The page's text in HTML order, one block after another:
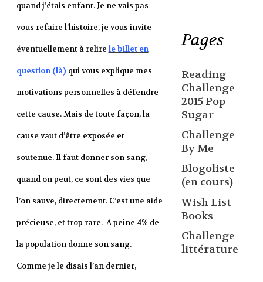
quand j’étais enfant. Je ne vais pas
vous refaire l’histoire, je vous invite
éventuellement à relire le billet en
question (là) qui vous explique mes
motivations personnelles à défendre
cette cause. Mais de toute façon, la
cause vaut d’être exposée et
soutenue. Il faut donner son sang,
quand on peut, ce sont des vies que
l’on sauve, directement. C’est une aide
précieuse, et trop rare. A peine 4% de
la population donne son sang.
Comme je le disais l’an dernier,
Pages
Reading
Challenge
2015 Pop
Sugar
Challenge
By Me
Blogoliste
(en cours)
Wish List
Books
Challenge
littérature